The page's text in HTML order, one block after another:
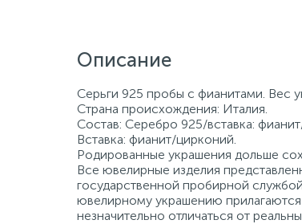
Описание
Серьги 925 пробы с фианитами. Вес
Страна происхождения: Италия.
Состав: Серебро 925/вставка:
Вставка: фианит/цирконий.
Родированные украшения дольше
Все ювелирные изделия
государственной пробирной
ювелирному украшению прилагаются
незначительно отличаться от